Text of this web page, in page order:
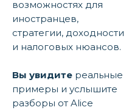
возможностях для
иностранцев,
стратегии, доходности
и налоговых нюансов.
Вы увидите реальные
примеры и услышите
разборы от Alice